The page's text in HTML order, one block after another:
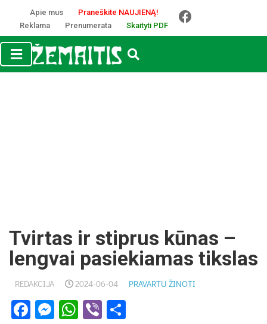
Apie mus
Praneškite NAUJIENĄ!
Reklama
Prenumerata Skaityti PDF
Tvirtas ir stiprus kūnas –
lengvai pasiekiamas tikslas
REDAKCIJA 2024-06-04 PRAVARTU ŽINOTI
Facebook
Messenger
WhatsApp
Viber